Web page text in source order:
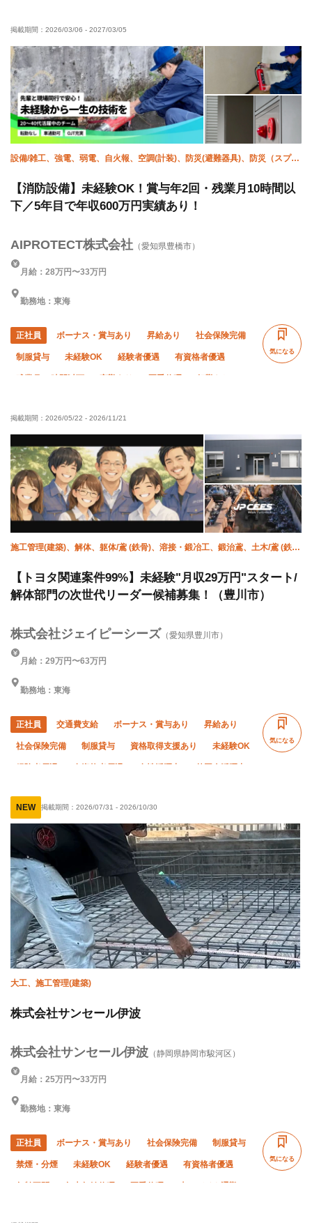
掲載期間： 2026/03/06 - 2027/03/05
設備/雑工、強電、弱電、自火報、空調(計装)、防災(避難器具)、防災（スプリ
【消防設備】未経験OK！賞与年2回・残業月10時間以
下／5年目で年収600万円実績あり！
AIPROTECT株式会社 （愛知県豊橋市）
月給：28万円〜33万円
勤務地：東海
正社員 ボーナス・賞与あり 昇給あり 社会保険完備
制服貸与 未経験OK 経験者優遇 有資格者優遇
気になる
掲載期間： 2026/05/22 - 2026/11/21
施工管理(建築)、解体、躯体/鳶 (鉄骨)、溶接・鍛冶工、鍛治鳶、土木/鳶 (鉄
【トヨタ関連案件99%】未経験"月収29万円"スタート/
解体部門の次世代リーダー候補募集！（豊川市）
株式会社ジェイピーシーズ （愛知県豊川市）
月給：29万円〜63万円
勤務地：東海
正社員 交通費支給 ボーナス・賞与あり 昇給あり
社会保険完備 制服貸与 資格取得支援あり 未経験OK
気になる
NEW 掲載期間： 2026/07/31 - 2026/10/30
大工、施工管理(建築)
株式会社サンセール伊波
株式会社サンセール伊波 （静岡県静岡市駿河区）
月給：25万円〜33万円
勤務地：東海
正社員 ボーナス・賞与あり 社会保険完備 制服貸与
禁煙・分煙 未経験OK 経験者優遇 有資格者優遇
気になる